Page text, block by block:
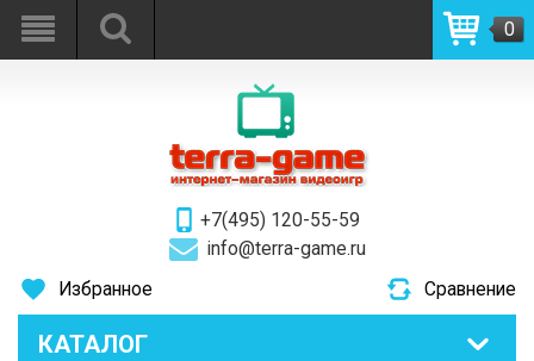
+7(495) 120-55-59
info@terra-game.ru
0
Избранное Сравнение
КАТАЛОГ